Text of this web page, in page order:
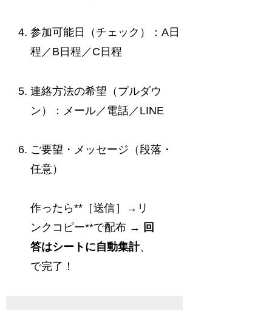
参加可能日（チェック）：A日
程／B日程／C日程
連絡方法の希望（プルダウ
ン）：メール／電話／LINE
ご要望・メッセージ（段落・
任意）
作ったら**［送信］→リ
ンクコピー**で配布 → 回
答はシートに自動集計、
で完了！